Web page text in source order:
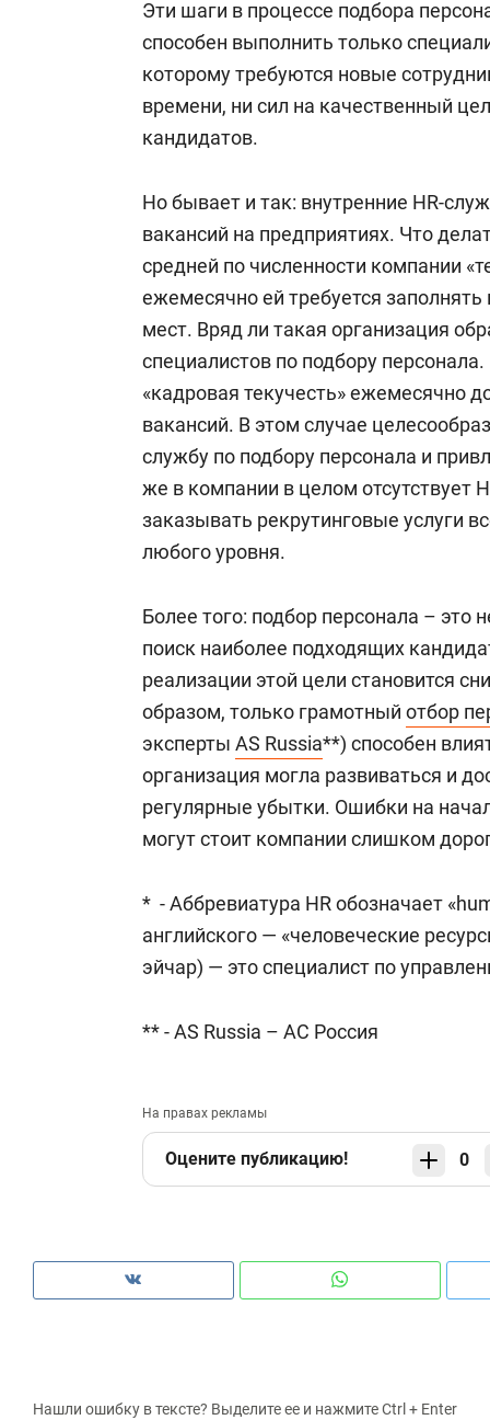
Эти шаги в процессе подбора
способен выполнить только
которому требуются новые
времени, ни сил на качественный
кандидатов.
Но бывает и так: внутренние HR-
вакансий на предприятиях. Что
средней по численности компании
ежемесячно ей требуется
мест. Вряд ли такая организация
специалистов по подбору
«кадровая текучесть» ежемесячно
вакансий. В этом случае
службу по подбору персонала и
же в компании в целом отсутствует
заказывать рекрутинговые услуги
любого уровня.
Более того: подбор персонала – это
поиск наиболее подходящих
реализации этой цели становится
образом, только грамотный отбор
эксперты AS Russia**) способен
организация могла развиваться и
регулярные убытки. Ошибки на
могут стоит компании слишком
* - Аббревиатура HR обозначает
английского — «человеческие
эйчар) — это специалист по
** - AS Russia – АС Россия
На правах рекламы
Оцените публикацию! 0
Нашли ошибку в тексте? Выделите ее и нажмите Ctrl + Enter